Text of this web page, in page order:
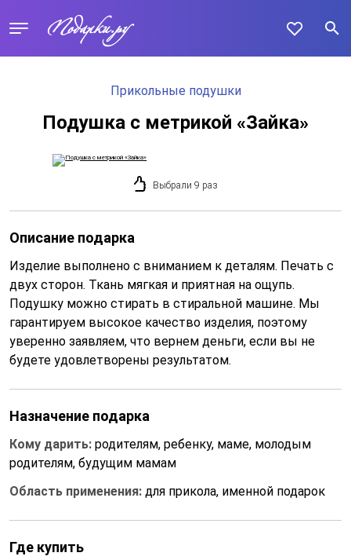
Прикольные подушки
Подушка с метрикой «Зайка»
Выбрали 9 раз
Описание подарка
Изделие выполнено с вниманием к деталям. Печать с
двух сторон. Ткань мягкая и приятная на ощупь.
Подушку можно стирать в стиральной машине. Мы
гарантируем высокое качество изделия, поэтому
уверенно заявляем, что вернем деньги, если вы не
будете удовлетворены результатом.
Назначение подарка
Кому дарить: родителям, ребенку, маме, молодым
родителям, будущим мамам
Область применения: для прикола, именной подарок
Где купить